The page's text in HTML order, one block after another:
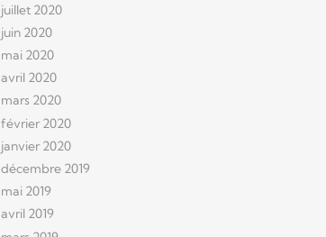
juillet 2020
juin 2020
mai 2020
avril 2020
mars 2020
février 2020
janvier 2020
décembre 2019
mai 2019
avril 2019